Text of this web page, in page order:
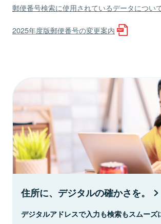
郵便番号検索に使用されているデータについ
2025年度版郵便番号の変更案内
住所に、デジタルの確かさを。
デジタルアドレスで入力も検索もスムーズ